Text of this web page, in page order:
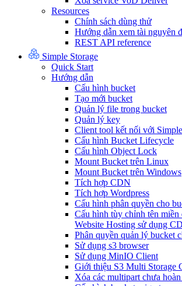
Resources
Chính sách dùng thử
Hướng dẫn xem tài nguyên
REST API reference
Simple Storage
Quick Start
Hướng dẫn
Cấu hình bucket
Tạo mới bucket
Quản lý file trong bucket
Quản lý key
Client tool kết nối với
Cấu hình Bucket Lifecycle
Cấu hình Object Lock
Mount Bucket trên Linux
Mount Bucket trên Windows
Tích hợp CDN
Tích hợp Wordpress
Cấu hình phân quyền cho
Cấu hình tùy chỉnh tên miền
Website Hosting sử dụng
Phân quyền quản lý bucket
Sử dụng s3 browser
Sử dụng MinIO Client
Giới thiệu S3 Multi Storage
Xóa các multipart chưa hoàn